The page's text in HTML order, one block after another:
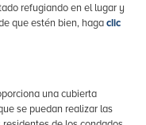
refugiando en el lugar y
que estén bien, hagaclic
una cubierta
se puedan realizar las